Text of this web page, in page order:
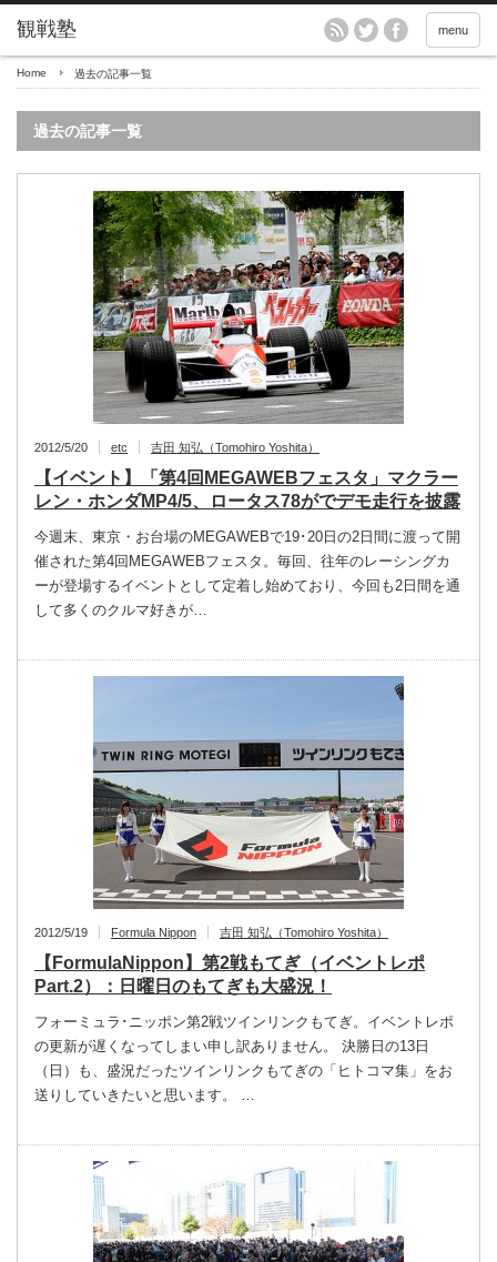
menu
Home 過去の記事一覧
過去の記事一覧
2012/5/20 etc 吉田 知弘（Tomohiro Yoshita）
【イベント】「第4回MEGAWEBフェスタ」マクラー
レン・ホンダMP4/5、ロータス78がでデモ走行を披露
今週末、東京・お台場のMEGAWEBで19･20日の2日間に渡って開
催された第4回MEGAWEBフェスタ。毎回、往年のレーシングカ
ーが登場するイベントとして定着し始めており、今回も2日間を通
して多くのクルマ好きが…
2012/5/19 Formula Nippon 吉田 知弘（Tomohiro Yoshita）
【FormulaNippon】第2戦もてぎ（イベントレポ
Part.2）：日曜日のもてぎも大盛況！
フォーミュラ･ニッポン第2戦ツインリンクもてぎ。イベントレポ
の更新が遅くなってしまい申し訳ありません。 決勝日の13日
（日）も、盛況だったツインリンクもてぎの「ヒトコマ集」をお
送りしていきたいと思います。 …